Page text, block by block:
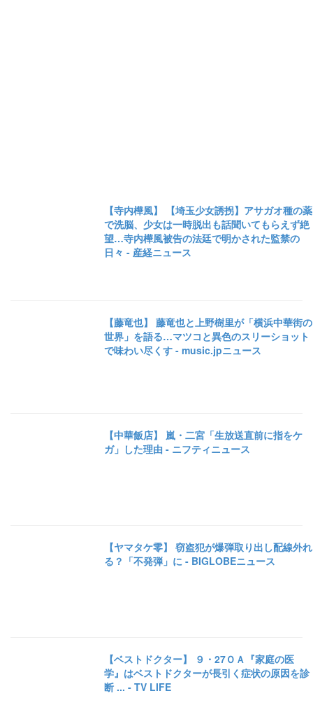
【寺内樺風】 【埼玉少女誘拐】アサガオ種の薬
で洗脳、少女は一時脱出も話聞いてもらえず絶
望…寺内樺風被告の法廷で明かされた監禁の
日々 - 産経ニュース
【藤竜也】 藤竜也と上野樹里が「横浜中華街の
世界」を語る…マツコと異色のスリーショット
で味わい尽くす - music.jpニュース
【中華飯店】 嵐・二宮「生放送直前に指をケ
ガ」した理由 - ニフティニュース
【ヤマタケ零】 窃盗犯が爆弾取り出し配線外れ
る？「不発弾」に - BIGLOBEニュース
【ベストドクター】 ９・27ＯＡ『家庭の医
学』はベストドクターが長引く症状の原因を診
断 ... - TV LIFE